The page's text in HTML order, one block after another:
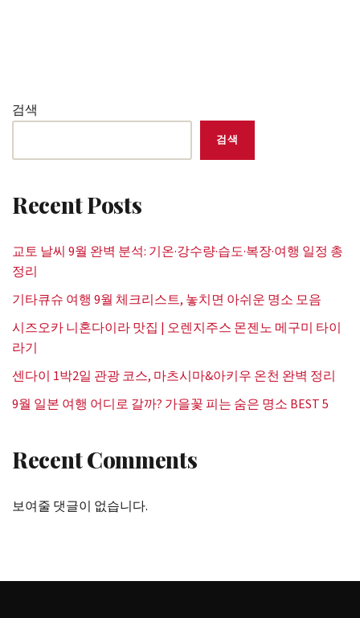
검색
검색
Recent Posts
교토 날씨 9월 완벽 분석: 기온·강수량·습도·복장·여행 일정 총
정리
기타큐슈 여행 9월 체크리스트, 놓치면 아쉬운 명소 모음
시즈오카 니혼다이라 맛집 | 오렌지주스 몬젠노 메구미 타이
라기
센다이 1박2일 관광 코스, 마츠시마&아키우 온천 완벽 정리
9월 일본 여행 어디로 갈까? 가을꽃 피는 숨은 명소 BEST 5
Recent Comments
보여줄 댓글이 없습니다.